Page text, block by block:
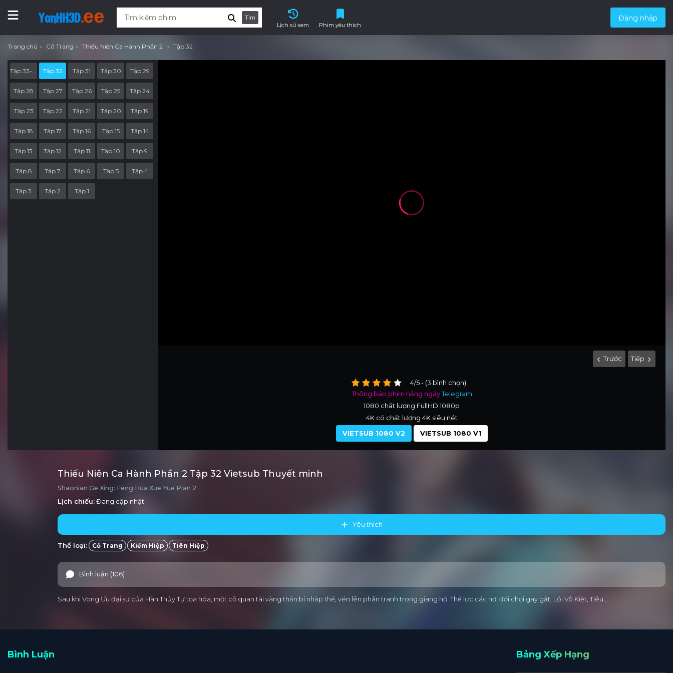
Tìm
Lịch sử xem
Phim yêu thích
Đăng nhập
Trang chủ Cổ Trang Thiếu Niên Ca Hành Phần 2 Tập 32
Trước Tiếp
4/5 - (3 bình chọn)
Thông báo phim hằng ngàyTelegram
1080 chất lượng FullHD 1080p
4K có chất lượng 4K siêu nét
VIETSUB 1080 V2
VIETSUB 1080 V1
Tập 32 Tập 31 Tập 30 Tập 29
Tập 28 Tập 27 Tập 26 Tập 25 Tập 24
Tập 23 Tập 22 Tập 21 Tập 20 Tập 19
Tập 18 Tập 17 Tập 16 Tập 15 Tập 14
Tập 13 Tập 12 Tập 11 Tập 10 Tập 9
Tập 8 Tập 7 Tập 6 Tập 5 Tập 4
Tập 3 Tập 2 Tập 1
Thiếu Niên Ca Hành Phần 2 Tập 32 Vietsub Thuyết minh
Shaonian Ge Xing: Feng Hua Xue Yue Pian 2
Lịch chiếu:Đang cập nhật
Yêu thích
Thể loại: Cổ Trang Kiếm Hiệp Tiên Hiệp
Bình luận (106)
Sau khi Vong Ưu đại sư của Hàn Thủy Tự tọa hóa, một cỗ quan tài vàng thần bí nhập thế, vén lên phân tranh trong giang hồ. Thế lực các nơi đối chọi gay gắt, Lôi Vô Kiệt, Tiêu…
Bình Luận Bảng Xếp Hạng